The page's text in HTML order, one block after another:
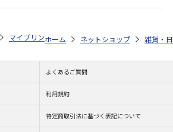
マイプリント ビーンズ迷子札【キャバリア
ホーム ネットショップ 雑貨・
よくあるご質問
利用規約
特定商取引法に基づく表記について